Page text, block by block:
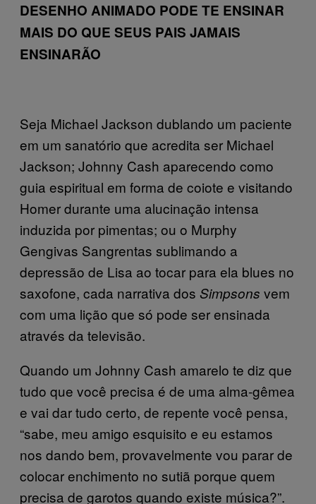
DESENHO ANIMADO PODE TE ENSINAR
MAIS DO QUE SEUS PAIS JAMAIS
ENSINARÃO
Seja Michael Jackson dublando um paciente
em um sanatório que acredita ser Michael
Jackson; Johnny Cash aparecendo como
guia espiritual em forma de coiote e visitando
Homer durante uma alucinação intensa
induzida por pimentas; ou o Murphy
Gengivas Sangrentas sublimando a
depressão de Lisa ao tocar para ela blues no
saxofone, cada narrativa dos Simpsons vem
com uma lição que só pode ser ensinada
através da televisão.
Quando um Johnny Cash amarelo te diz que
tudo que você precisa é de uma alma-gêmea
e vai dar tudo certo, de repente você pensa,
“sabe, meu amigo esquisito e eu estamos
nos dando bem, provavelmente vou parar de
colocar enchimento no sutiã porque quem
precisa de garotos quando existe música?”.